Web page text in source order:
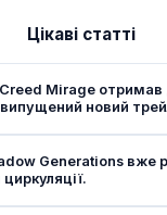
Цікаві статті
Mirage отримав
новий
Generations вже